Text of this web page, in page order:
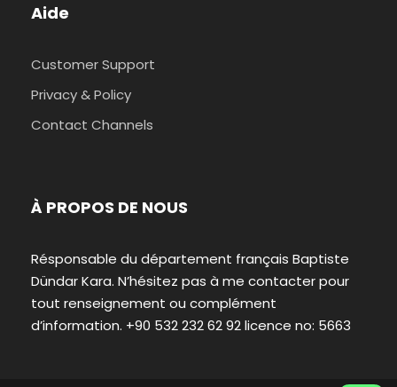
Aide
Customer Support
Privacy & Policy
Contact Channels
À PROPOS DE NOUS
Résponsable du département français Baptiste
Dündar Kara. N’hésitez pas à me contacter pour
tout renseignement ou complément
d’information. +90 532 232 62 92 licence no: 5663